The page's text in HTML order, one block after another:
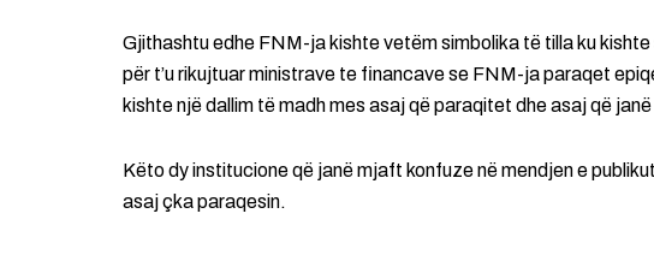
Gjithashtu edhe FNM-ja kishte vetëm simbolika të tilla ku
për t’u rikujtuar ministrave te financave se FNM-ja paraqet
kishte një dallim të madh mes asaj që paraqitet dhe asaj që
Këto dy institucione që janë mjaft konfuze në mendjen e
asaj çka paraqesin.